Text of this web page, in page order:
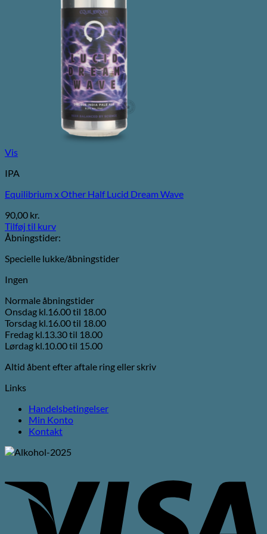
Vis
IPA
Equilibrium x Other Half Lucid Dream Wave
90,00 kr.
Tilføj til kurv
Åbningstider:
Specielle lukke/åbningstider
Ingen
Normale åbningstider
Onsdag kl.16.00 til 18.00
Torsdag kl.16.00 til 18.00
Fredag kl.13.30 til 18.00
Lørdag kl.10.00 til 15.00
Altid åbent efter aftale ring eller skriv
Links
Handelsbetingelser
Min Konto
Kontakt